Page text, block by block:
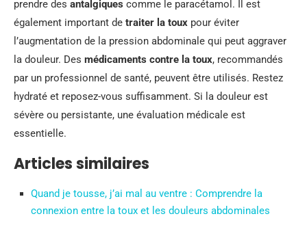
prendre des antalgiques comme le paracétamol. Il est
également important de traiter la toux pour éviter
l’augmentation de la pression abdominale qui peut aggraver
la douleur. Des médicaments contre la toux, recommandés
par un professionnel de santé, peuvent être utilisés. Restez
hydraté et reposez-vous suffisamment. Si la douleur est
sévère ou persistante, une évaluation médicale est
essentielle.
Articles similaires
Quand je tousse, j’ai mal au ventre : Comprendre la
connexion entre la toux et les douleurs abdominales